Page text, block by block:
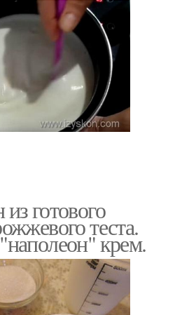
готового
теста.
крем.